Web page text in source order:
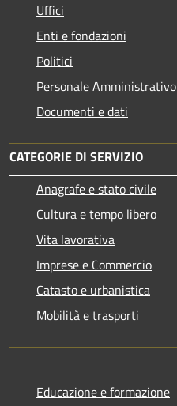
Uffici
Enti e fondazioni
Politici
Personale Amministrativo
Documenti e dati
CATEGORIE DI SERVIZIO
Anagrafe e stato civile
Cultura e tempo libero
Vita lavorativa
Imprese e Commercio
Catasto e urbanistica
Mobilità e trasporti
Educazione e formazione